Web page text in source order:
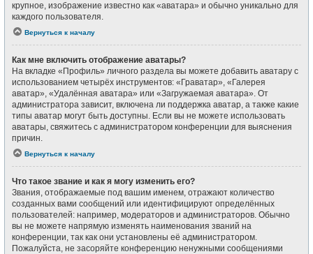
крупное, изображение известно как «аватара» и обычно уникально для
каждого пользователя.
Вернуться к началу
Как мне включить отображение аватары?
На вкладке «Профиль» личного раздела вы можете добавить аватару с
использованием четырёх инструментов: «Граватар», «Галерея
аватар», «Удалённая аватара» или «Загружаемая аватара». От
администратора зависит, включена ли поддержка аватар, а также какие
типы аватар могут быть доступны. Если вы не можете использовать
аватары, свяжитесь с администратором конференции для выяснения
причин.
Вернуться к началу
Что такое звание и как я могу изменить его?
Звания, отображаемые под вашим именем, отражают количество
созданных вами сообщений или идентифицируют определённых
пользователей: например, модераторов и администраторов. Обычно
вы не можете напрямую изменять наименования званий на
конференции, так как они установлены её администратором.
Пожалуйста, не засоряйте конференцию ненужными сообщениями